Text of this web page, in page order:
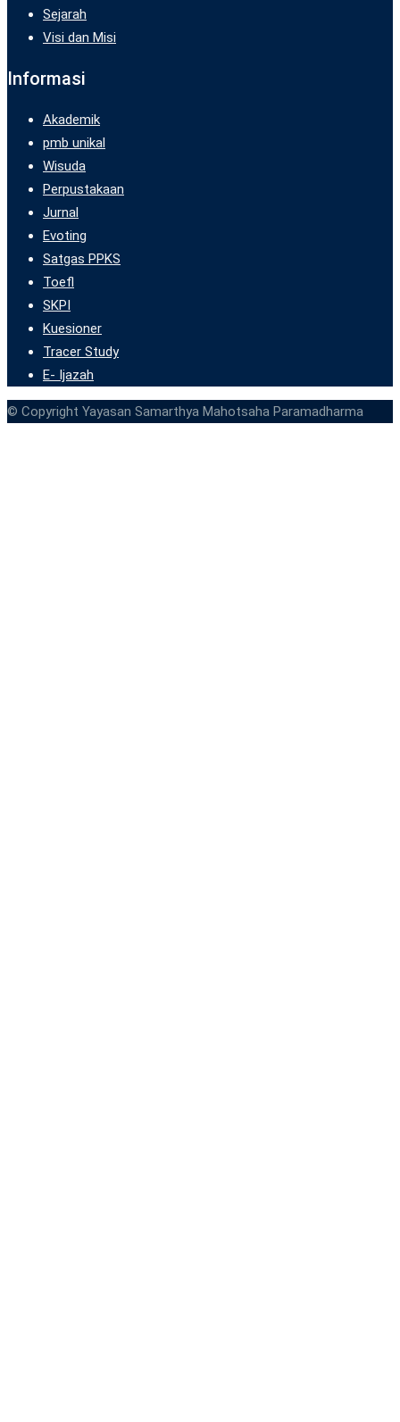
Sejarah
Visi dan Misi
Informasi
Akademik
pmb unikal
Wisuda
Perpustakaan
Jurnal
Evoting
Satgas PPKS
Toefl
SKPI
Kuesioner
Tracer Study
E- Ijazah
© Copyright Yayasan Samarthya Mahotsaha Paramadharma